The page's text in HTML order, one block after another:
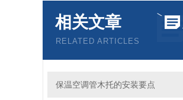
相关文章
RELATED ARTICLES
保温空调管木托的安装要点